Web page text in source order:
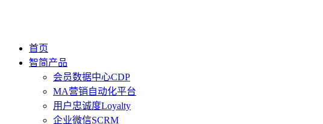
首页
智简产品
会员数据中心CDP
MA营销自动化平台
用户忠诚度Loyalty
企业微信SCRM